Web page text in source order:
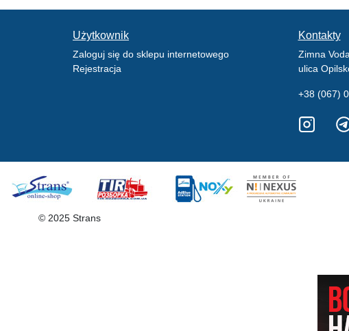
Użytkownik
Zaloguj się do sklepu internetowego
Rejestracja
Kontakty
Zimna
ulica
+38 (067)
© 2025 Strans